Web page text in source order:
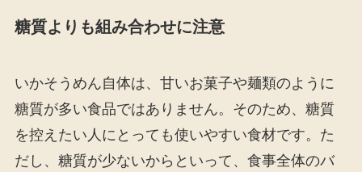
糖質よりも組み合わせに注意
いかそうめん自体は、甘いお菓子や麺類のように
糖質が多い食品ではありません。そのため、糖質
を控えたい人にとっても使いやすい食材です。た
だし、糖質が少ないからといって、食事全体のバ